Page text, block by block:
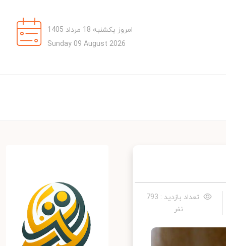
امروز یکشنبه 18 مرداد 1405
Sunday 09 August 2026
تعداد بازدید : 793
نفر